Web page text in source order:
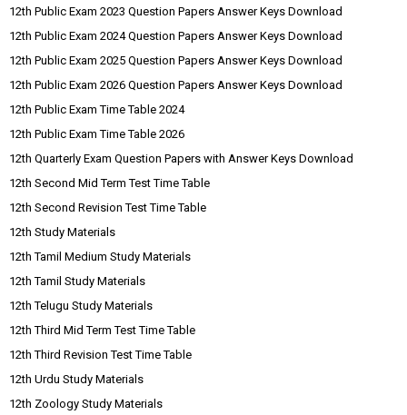
12th Public Exam 2023 Question Papers Answer Keys Download
12th Public Exam 2024 Question Papers Answer Keys Download
12th Public Exam 2025 Question Papers Answer Keys Download
12th Public Exam 2026 Question Papers Answer Keys Download
12th Public Exam Time Table 2024
12th Public Exam Time Table 2026
12th Quarterly Exam Question Papers with Answer Keys Download
12th Second Mid Term Test Time Table
12th Second Revision Test Time Table
12th Study Materials
12th Tamil Medium Study Materials
12th Tamil Study Materials
12th Telugu Study Materials
12th Third Mid Term Test Time Table
12th Third Revision Test Time Table
12th Urdu Study Materials
12th Zoology Study Materials